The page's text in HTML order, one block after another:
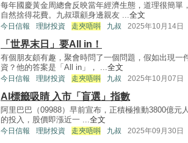
每年國慶黃金周總會反映當年經濟生態，道理很簡單
自然捨得花費。九叔環顧身邊親友 ...全文
今日信報 理財投資 走夾唔唞 九叔 2025年10月14日
「世界末日」要All in！
有個朋友頗有趣，聚會時問了一個問題，假如出現一
資？他的答案是「All in」， ...全文
今日信報 理財投資 走夾唔唞 九叔 2025年10月07日
AI標籤吸睛 入市「盲選」指數
阿里巴巴（09988）早前宣布，正積極推動3800億元
的投入，股價即漲近一 ...全文
今日信報 理財投資 走夾唔唞 九叔 2025年09月30日